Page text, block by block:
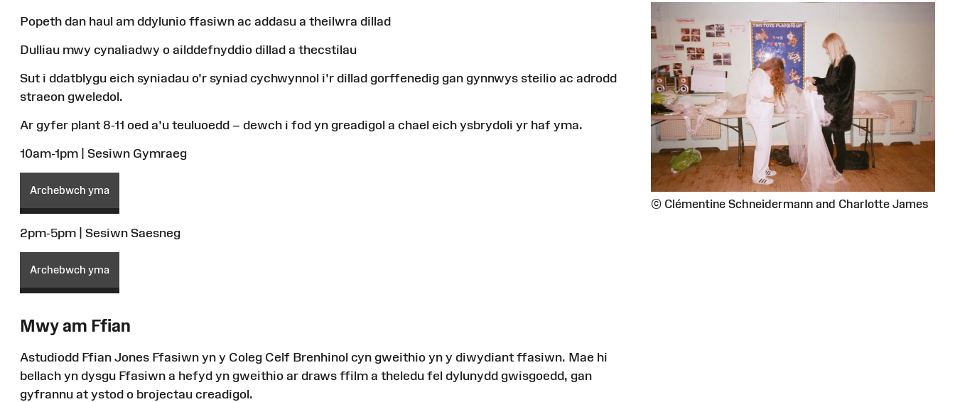
Popeth dan haul am ddylunio ffasiwn ac addasu a theilwra dillad
Dulliau mwy cynaliadwy o ailddefnyddio dillad a thecstilau
Sut i ddatblygu eich syniadau o'r syniad cychwynnol i'r dillad gorffenedig gan gynnwys steilio ac adrodd
straeon gweledol.
Ar gyfer plant 8-11 oed a'u teuluoedd – dewch i fod yn greadigol a chael eich ysbrydoli yr haf yma.
10am-1pm | Sesiwn Gymraeg
Archebwch yma
2pm-5pm | Sesiwn Saesneg
Archebwch yma
Mwy am Ffian
Astudiodd Ffian Jones Ffasiwn yn y Coleg Celf Brenhinol cyn gweithio yn y diwydiant ffasiwn. Mae hi
bellach yn dysgu Ffasiwn a hefyd yn gweithio ar draws ffilm a theledu fel dylunydd gwisgoedd, gan
gyfrannu at ystod o brojectau creadigol.
© Clémentine Schneidermann and Charlotte James